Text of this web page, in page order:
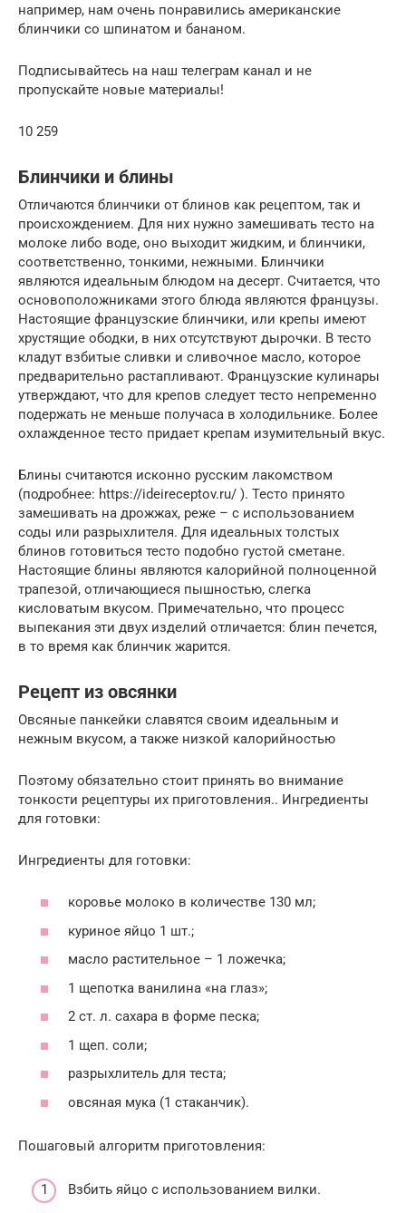
например, нам очень понравились американские
блинчики со шпинатом и бананом.
Подписывайтесь на наш телеграм канал и не
пропускайте новые материалы!
10 259
Блинчики и блины
Отличаются блинчики от блинов как рецептом, так и
происхождением. Для них нужно замешивать тесто на
молоке либо воде, оно выходит жидким, и блинчики,
соответственно, тонкими, нежными. Блинчики
являются идеальным блюдом на десерт. Считается, что
основоположниками этого блюда являются французы.
Настоящие французские блинчики, или крепы имеют
хрустящие ободки, в них отсутствуют дырочки. В тесто
кладут взбитые сливки и сливочное масло, которое
предварительно растапливают. Французские кулинары
утверждают, что для крепов следует тесто непременно
подержать не меньше получаса в холодильнике. Более
охлажденное тесто придает крепам изумительный вкус.
Блины считаются исконно русским лакомством
(подробнее: https://ideireceptov.ru/ ). Тесто принято
замешивать на дрожжах, реже – с использованием
соды или разрыхлителя. Для идеальных толстых
блинов готовиться тесто подобно густой сметане.
Настоящие блины являются калорийной полноценной
трапезой, отличающиеся пышностью, слегка
кисловатым вкусом. Примечательно, что процесс
выпекания эти двух изделий отличается: блин печется,
в то время как блинчик жарится.
Рецепт из овсянки
Овсяные панкейки славятся своим идеальным и
нежным вкусом, а также низкой калорийностью
Поэтому обязательно стоит принять во внимание
тонкости рецептуры их приготовления.. Ингредиенты
для готовки:
Ингредиенты для готовки:
коровье молоко в количестве 130 мл;
куриное яйцо 1 шт.;
масло растительное – 1 ложечка;
1 щепотка ванилина «на глаз»;
2 ст. л. сахара в форме песка;
1 щеп. соли;
разрыхлитель для теста;
овсяная мука (1 стаканчик).
Пошаговый алгоритм приготовления:
Взбить яйцо с использованием вилки.